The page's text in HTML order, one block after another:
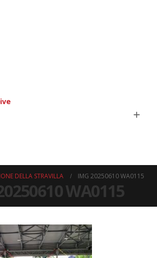
DELLA STRAVILLA IMG 20250610 WA0115
WA0115